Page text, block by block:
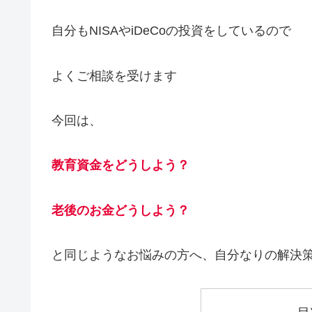
自分もNISAやiDeCoの投資をしているので
よくご相談を受けます
今回は、
教育資金をどうしよう？
老後のお金どうしよう？
と同じようなお悩みの方へ、自分なりの解決